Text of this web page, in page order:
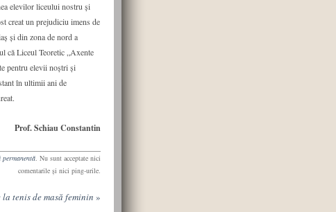
elevilor liceului nostru și
creat un prejudiciu imens de
și din zona de nord a
că Liceul Teoretic „Axente
pentru elevii noștri și
în ultimii ani de
Prof. Schiau Constantin
. Nu sunt acceptate nici
comentarile şi nici ping-urile.
tenis de masă feminin »